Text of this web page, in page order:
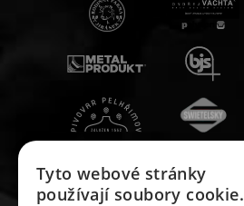
Tyto webové stránky
používají soubory cookie.